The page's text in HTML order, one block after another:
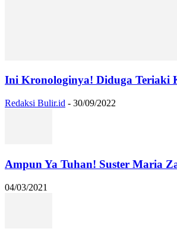
Ini Kronologinya! Diduga Teriaki
Redaksi Bulir.id - 30/09/2022
Ampun Ya Tuhan! Suster Maria
04/03/2021